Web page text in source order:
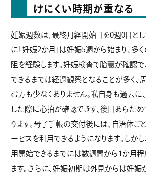
けにくい時期が重なる
妊娠週数は、最終月経開始日を0週0日とし
に「妊娠2か月」は妊娠5週から始まり、多
阻を経験します。妊娠検査で胎嚢が確認で
できるまでは経過観察となることが多く、
む方も少なくありません。私自身も過去に
した際に心拍が確認できず、後日あらた
ります。母子手帳の交付後には、自治体ご
ービスを利用できるようになります。しか
用開始できるまでには数週間から1か月程
ます。さらに、妊娠初期は外見からは妊娠